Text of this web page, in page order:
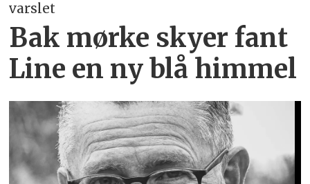
varslet
Bak mørke skyer fant
Line en ny blå himmel